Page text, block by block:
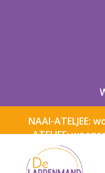
NAAI-ATELJEE:
ATELJEE: